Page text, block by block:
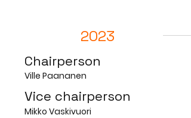
2023
Chairperson
Ville Paananen
Vice chairperson
Mikko Vaskivuori